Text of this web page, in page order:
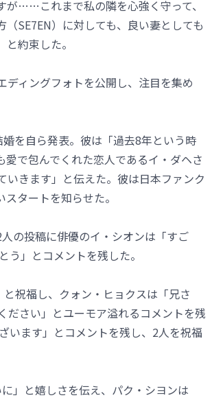
が……これまで私の隣を心強く守って、
SE7EN）に対しても、良い妻としても
約束した。
ディングフォトを公開し、注目を集め
を自ら発表。彼は「過去8年という時
で包んでくれた恋人であるイ・ダヘさ
きます」と伝えた。彼は日本ファンク
タートを知らせた。
の投稿に俳優のイ・シオンは「すご
」とコメントを残した。
祝福し、クォン・ヒョクスは「兄さ
ださい」とユーモア溢れるコメントを残
います」とコメントを残し、2人を祝福
」と嬉しさを伝え、パク・シヨンは